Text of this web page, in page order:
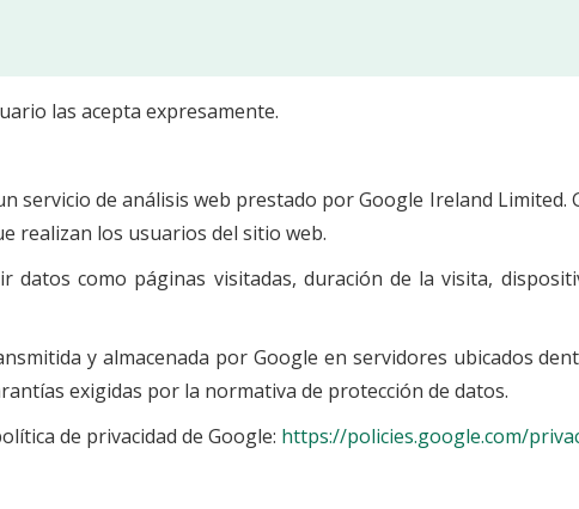
las acepta expresamente.
servicio de análisis web prestado por Google Ireland Limited.
realizan los usuarios del sitio web.
datos como páginas visitadas, duración de la visita,
y almacenada por Google en servidores ubicados
exigidas por la normativa de protección de datos.
de privacidad de Google: https://policies.google.com/